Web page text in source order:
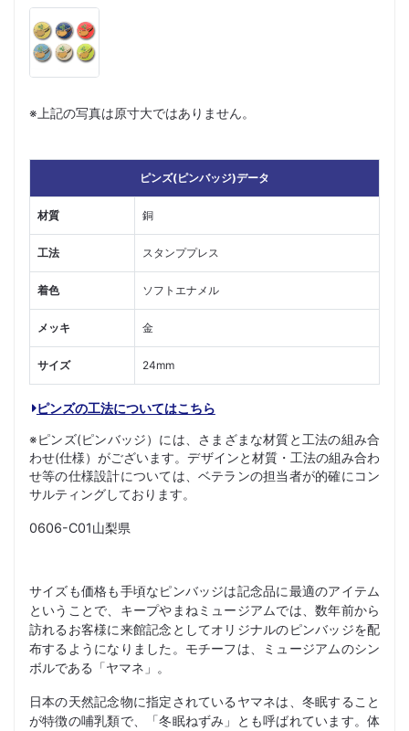
※上記の写真は原寸大ではありません。
ピンズ(ピンバッジ)データ
材質 銅
工法 スタンププレス
着色 ソフトエナメル
メッキ 金
サイズ 24mm
ピンズの工法についてはこちら
※ピンズ(ピンバッジ）には、さまざまな材質と工法の組み合
わせ(仕様）がございます。デザインと材質・工法の組み合わ
せ等の仕様設計については、ベテランの担当者が的確にコン
サルティングしております。
0606-C01山梨県
サイズも価格も手頃なピンバッジは記念品に最適のアイテム
ということで、キープやまねミュージアムでは、数年前から
訪れるお客様に来館記念としてオリジナルのピンバッジを配
布するようになりました。モチーフは、ミュージアムのシン
ボルである「ヤマネ」。
日本の天然記念物に指定されているヤマネは、冬眠すること
が特徴の哺乳類で、「冬眠ねずみ」とも呼ばれています。体